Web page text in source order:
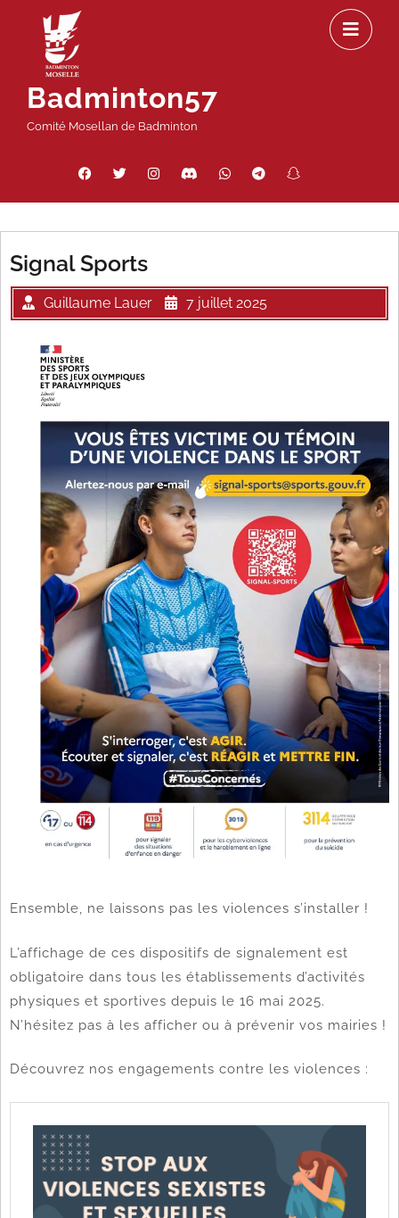
contenu
Badminton57
Comité Mosellan de Badminton
Facebook
Twitter InstagramDiscordWhatsAppTelegram
Signal Sports
Guillaume Lauer 7 juillet 2025
Ensemble, ne laissons pas les violences s’installer !
L’affichage de ces dispositifs de signalement est
obligatoire dans tous les établissements d’activités
physiques et sportives depuis le 16 mai 2025.
N’hésitez pas à les afficher ou à prévenir vos mairies !
Découvrez nos engagements contre les violences :